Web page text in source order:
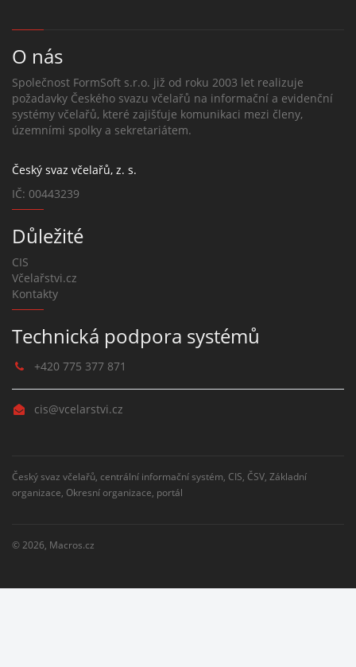
O nás
Společnost FormSoft s.r.o. již od roku 2003 let realizuje
požadavky Českého svazu včelařů na informační a evidenční
systémy včelařů, které zajišťuje komunikaci mezi členy,
územními spolky a sekretariátem.
Český svaz včelařů, z. s.
IČ: 00443239
Důležité
CIS
Včelařstvi.cz
Kontakty
Technická podpora systémů
+420 775 377 871
cis@vcelarstvi.cz
Český svaz včelařů, centrální informační systém, CIS, ČSV, Základní
organizace, Okresní organizace, portál
© 2026, Macros.cz